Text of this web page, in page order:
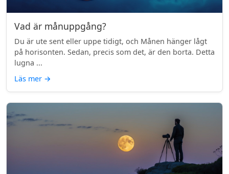
Vad är månuppgång?
Du är ute sent eller uppe tidigt, och Månen hänger lågt
på horisonten. Sedan, precis som det, är den borta. Detta
lugna ...
Läs mer →